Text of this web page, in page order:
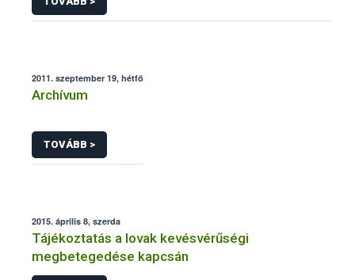
2011. szeptember 19, hétfő
Archívum
TOVÁBB >
2015. április 8, szerda
Tájékoztatás a lovak kevésvérűségi
megbetegedése kapcsán